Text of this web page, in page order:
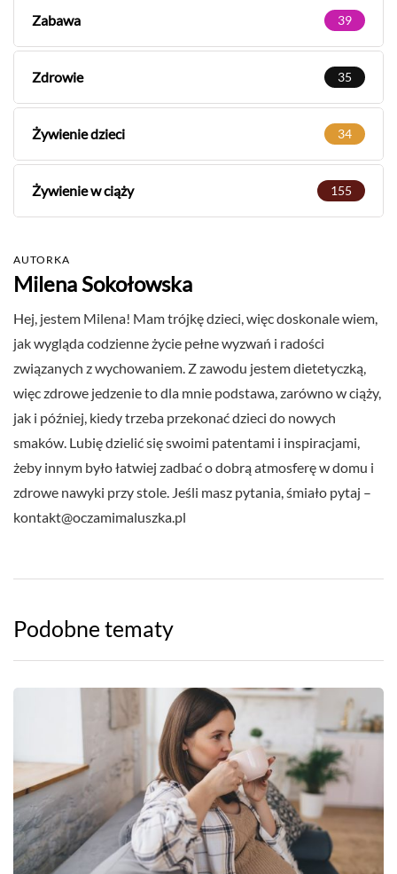
Zabawa 39
Zdrowie 35
Żywienie dzieci 34
Żywienie w ciąży 155
AUTORKA
Milena Sokołowska
Hej, jestem Milena! Mam trójkę dzieci, więc doskonale wiem,
jak wygląda codzienne życie pełne wyzwań i radości
związanych z wychowaniem. Z zawodu jestem dietetyczką,
więc zdrowe jedzenie to dla mnie podstawa, zarówno w ciąży,
jak i później, kiedy trzeba przekonać dzieci do nowych
smaków. Lubię dzielić się swoimi patentami i inspiracjami,
żeby innym było łatwiej zadbać o dobrą atmosferę w domu i
zdrowe nawyki przy stole. Jeśli masz pytania, śmiało pytaj –
kontakt@oczamimaluszka.pl
Podobne tematy